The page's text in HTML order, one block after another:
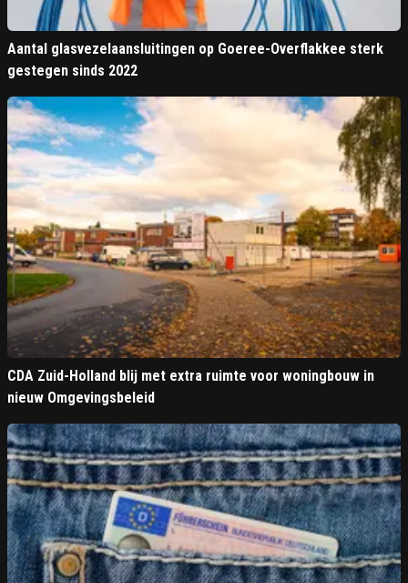
Aantal glasvezelaansluitingen op Goeree-Overflakkee sterk
gestegen sinds 2022
CDA Zuid-Holland blij met extra ruimte voor woningbouw in
nieuw Omgevingsbeleid